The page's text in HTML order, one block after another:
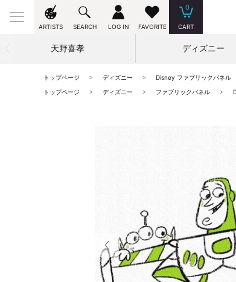
ARTISTS SEARCH LOG IN FAVORITE
0
CART
天野喜孝 ディズニー
トップページ ディズニー
Disney ファブリックパネ
トップページ
ディズニー ファブリックパネル